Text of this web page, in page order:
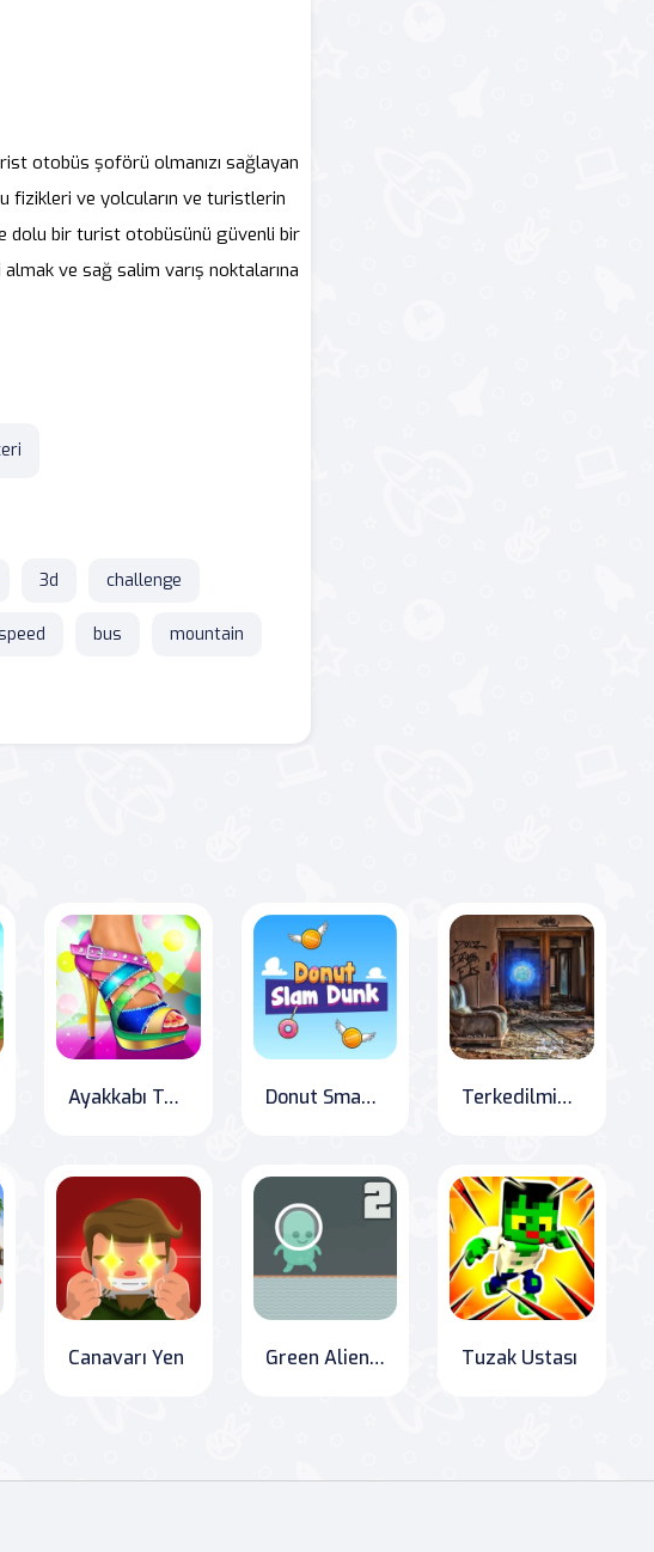
otobüs şoförü olmanızı sağlayan
fizikleri ve yolcuların ve turistlerin
dolu bir turist otobüsünü güvenli bir
ve sağ salim varış noktalarına
3d challenge
bus mountain
Ayakkabı Tasarımcısı Donut Smaç Dunk Terkedilmiş Orman Evi
Canavarı Yen Green Alien's Toxic Trek: Space Adventure Edition Tuzak Ustası